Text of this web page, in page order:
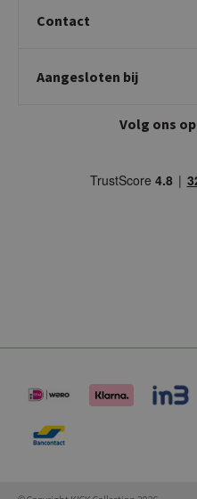
Contact
Twijnstraweg 2
info@kickcollection.nl
Aangesloten bij
Volg ons op